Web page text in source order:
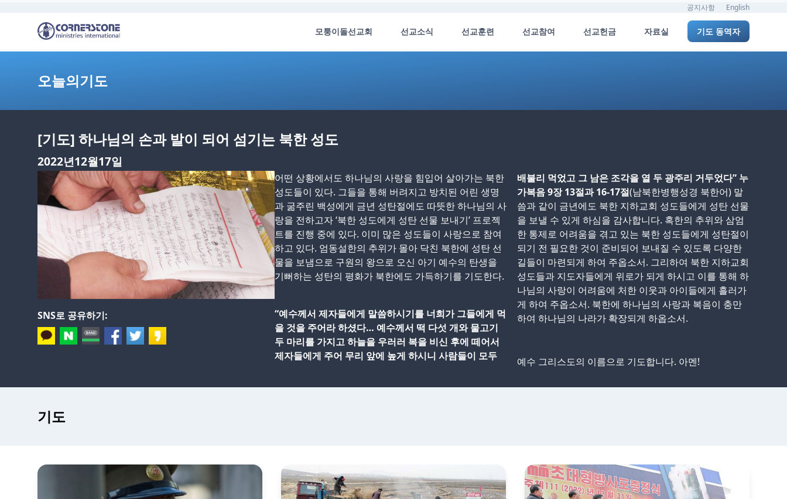
공지사항 English
모퉁이돌선교회 선교소식 선교훈련 선교참여 선교헌금 자료실 기도 동역자
오늘의기도
[기도] 하나님의 손과 발이 되어 섬기는 북한 성도
2022년12월17일
SNS로 공유하기:
어떤 상황에서도 하나님의 사랑을 힘입어 살아가는 북한
성도들이 있다. 그들을 통해 버려지고 방치된 어린 생명
과 굶주린 백성에게 금년 성탄절에도 따뜻한 하나님의 사
랑을 전하고자 ‘북한 성도에게 성탄 선물 보내기’ 프로젝
트를 진행 중에 있다. 이미 많은 성도들이 사랑으로 참여
하고 있다. 엄동설한의 추위가 몰아 닥친 북한에 성탄 선
물을 보냄으로 구원의 왕으로 오신 아기 예수의 탄생을
기뻐하는 성탄의 평화가 북한에도 가득하기를 기도한다.
“예수께서 제자들에게 말씀하시기를 너희가 그들에게 먹
을 것을 주어라 하셨다… 예수께서 떡 다섯 개와 물고기
두 마리를 가지고 하늘을 우러러 복을 비신 후에 떼어서
제자들에게 주어 무리 앞에 높게 하시니 사람들이 모두
배불리 먹었고 그 남은 조각을 열 두 광주리 거두었다” 누
가복음 9장 13절과 16-17절(남북한병행성경 북한어) 말
씀과 같이 금년에도 북한 지하교회 성도들에게 성탄 선물
을 보낼 수 있게 하심을 감사합니다. 혹한의 추위와 삼엄
한 통제로 어려움을 겪고 있는 북한 성도들에게 성탄절이
되기 전 필요한 것이 준비되어 보내질 수 있도록 다양한
길들이 마련되게 하여 주옵소서. 그리하여 북한 지하교회
성도들과 지도자들에게 위로가 되게 하시고 이를 통해 하
나님의 사랑이 어려움에 처한 이웃과 아이들에게 흘러가
게 하여 주옵소서. 북한에 하나님의 사랑과 복음이 충만
하여 하나님의 나라가 확장되게 하옵소서.
예수 그리스도의 이름으로 기도합니다. 아멘!
기도